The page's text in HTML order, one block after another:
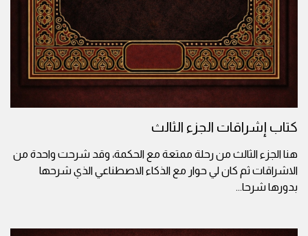
كتاب إشراقات الجزء الثالث
هنا الجزء الثالث من رحلة ممتعة مع الحكمة، وقد شرحت واحدة من
الاشراقات ثم كان لي حوار مع الذكاء الاصطناعي الذي شرحها
بدورها شرحا...